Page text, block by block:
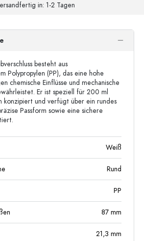
in: 1-2 Tagen
besteht aus
Polypropylen (PP), das eine hohe
chemische Einflüsse und mechanische
Er ist speziell für 200 ml
konzipiert und verfügt über ein rundes
Passform sowie eine sichere
Weiß
Rund
PP
87 mm
21,3 mm